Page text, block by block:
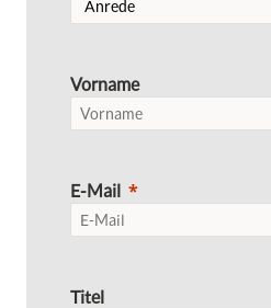
Vorname
E-Mail
Titel